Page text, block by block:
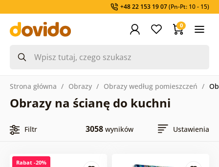
+48 22 153 19 07(Pn-Pt: 10 - 15)
0
Strona główna Obrazy Obrazy według pomieszczeń
Obrazy na ścianę do kuchni
Filtr 3058 wyników Ustawienia
Rabat -20%